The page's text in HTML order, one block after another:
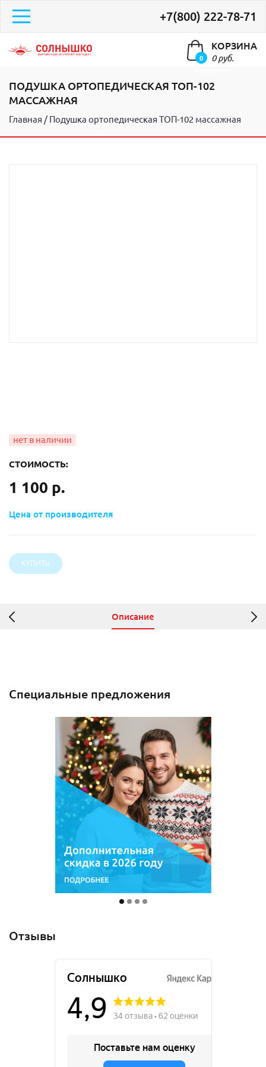
+7(800) 222-78-71
0
КОРЗИНА
0 руб.
ПОДУШКА ОРТОПЕДИЧЕСКАЯ ТОП-102
МАССАЖНАЯ
Главная Подушка ортопедическая ТОП-102 массажная
СТОИМОСТЬ:
1 100 р.
Цена от производителя
Описание
Специальные предложения
Отзывы